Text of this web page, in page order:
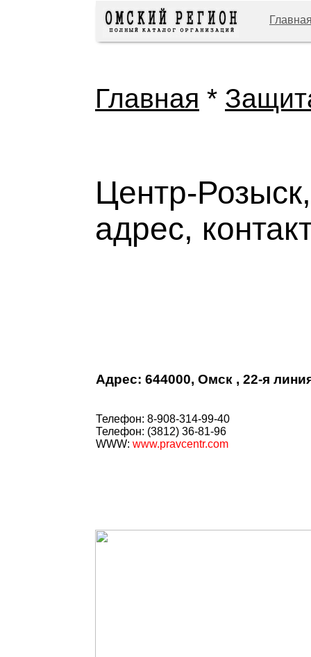
Главная *
Центр-
адрес,
Адрес: 644000, Омск , 22-я
Телефон: 8-908-314-99-40
Телефон: (3812) 36-81-96
WWW: www.pravcentr.com